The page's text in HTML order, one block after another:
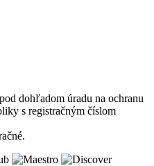
dohľadom úradu na ochranu
s registračným číslom